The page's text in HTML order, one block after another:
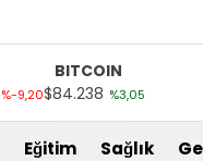
%-9,20
BITCOIN
$84.238 %3,05
Eğitim Sağlık